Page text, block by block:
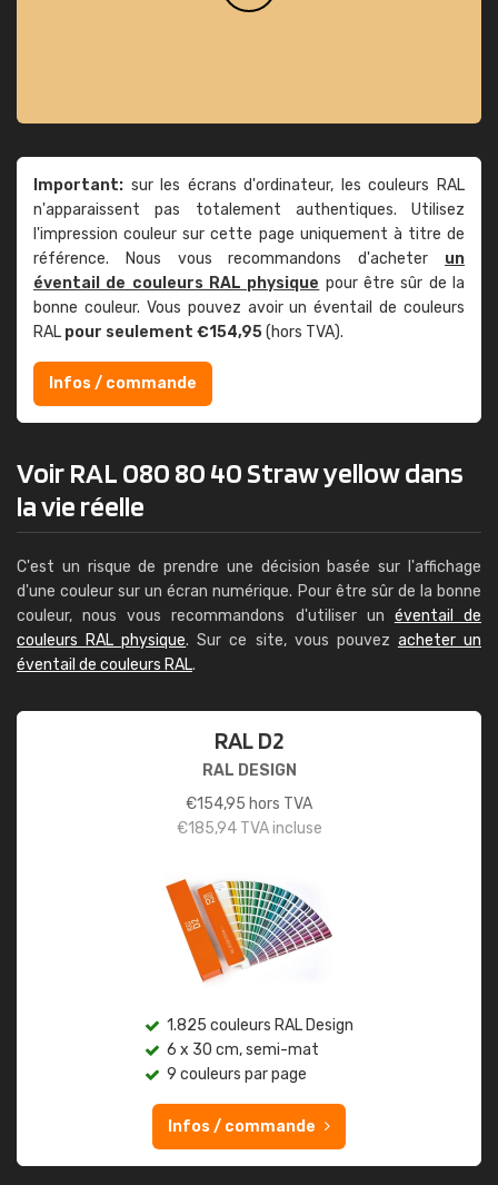
Important: sur les écrans d'ordinateur, les couleurs RAL
n'apparaissent pas totalement authentiques. Utilisez
l'impression couleur sur cette page uniquement à titre de
référence. Nous vous recommandons d'acheter un
éventail de couleurs RAL physique pour être sûr de la
bonne couleur. Vous pouvez avoir un éventail de couleurs
RAL pour seulement €154,95(hors TVA).
Infos / commande
Voir RAL 080 80 40 Straw yellow dans
la vie réelle
C'est un risque de prendre une décision basée sur l'affichage
d'une couleur sur un écran numérique. Pour être sûr de la bonne
couleur, nous vous recommandons d'utiliser un éventail de
couleurs RAL physique. Sur ce site, vous pouvez acheter un
éventail de couleurs RAL.
RAL D2
RAL DESIGN
€154,95 hors TVA
€185,94TVA incluse
1.825 couleurs RAL Design
6 x 30 cm, semi-mat
9 couleurs par page
Infos / commande